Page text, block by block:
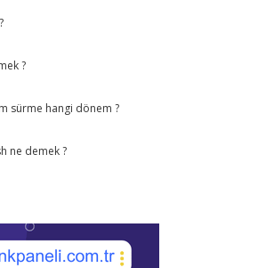
?
sürme hangi dönem ?
ne demek ?